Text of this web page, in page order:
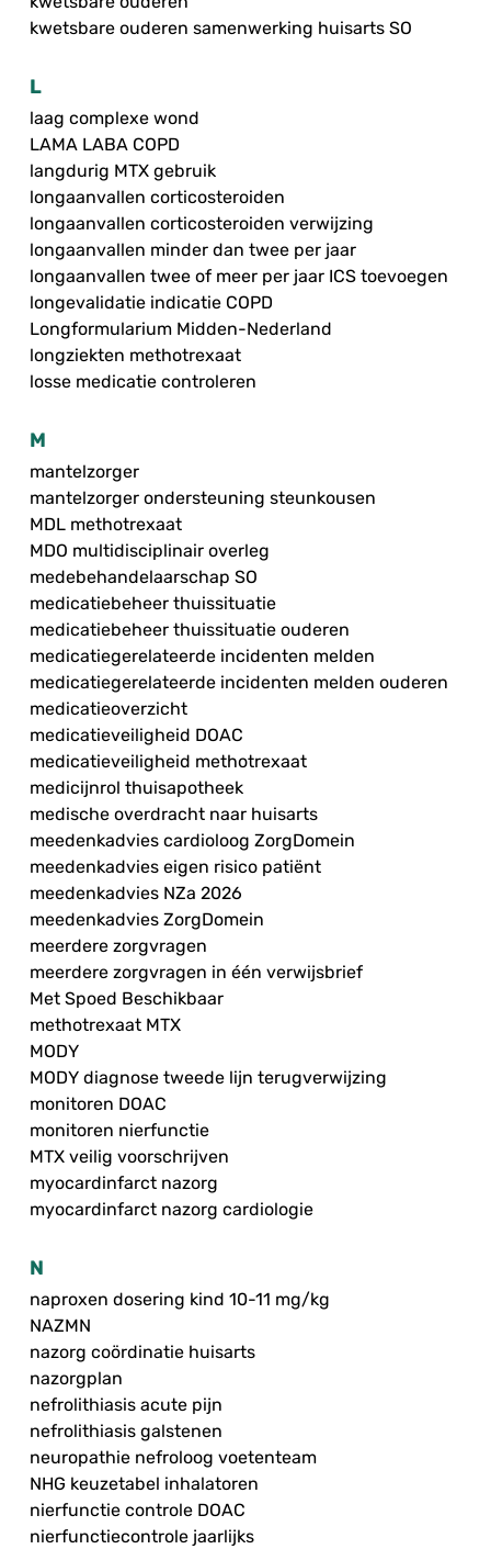
kwetsbare ouderen samenwerking huisarts SO
L
laag complexe wond
LAMA LABA COPD
langdurig MTX gebruik
longaanvallen corticosteroiden
longaanvallen corticosteroiden verwijzing
longaanvallen minder dan twee per jaar
longaanvallen twee of meer per jaar ICS toevoegen
longevalidatie indicatie COPD
Longformularium Midden-Nederland
longziekten methotrexaat
losse medicatie controleren
M
mantelzorger
mantelzorger ondersteuning steunkousen
MDL methotrexaat
MDO multidisciplinair overleg
medebehandelaarschap SO
medicatiebeheer thuissituatie
medicatiebeheer thuissituatie ouderen
medicatiegerelateerde incidenten melden
medicatiegerelateerde incidenten melden ouderen
medicatieoverzicht
medicatieveiligheid DOAC
medicatieveiligheid methotrexaat
medicijnrol thuisapotheek
medische overdracht naar huisarts
meedenkadvies cardioloog ZorgDomein
meedenkadvies eigen risico patiënt
meedenkadvies NZa 2026
meedenkadvies ZorgDomein
meerdere zorgvragen
meerdere zorgvragen in één verwijsbrief
Met Spoed Beschikbaar
methotrexaat MTX
MODY
MODY diagnose tweede lijn terugverwijzing
monitoren DOAC
monitoren nierfunctie
MTX veilig voorschrijven
myocardinfarct nazorg
myocardinfarct nazorg cardiologie
N
naproxen dosering kind 10-11 mg/kg
NAZMN
nazorg coördinatie huisarts
nazorgplan
nefrolithiasis acute pijn
nefrolithiasis galstenen
neuropathie nefroloog voetenteam
NHG keuzetabel inhalatoren
nierfunctie controle DOAC
nierfunctiecontrole jaarlijks